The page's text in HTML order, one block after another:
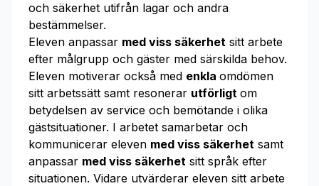
och säkerhet utifrån lagar och andra
bestämmelser.
Eleven anpassar med viss säkerhet sitt arbete
efter målgrupp och gäster med särskilda behov.
Eleven motiverar också med enkla omdömen
sitt arbetssätt samt resonerar utförligt om
betydelsen av service och bemötande i olika
gästsituationer. I arbetet samarbetar och
kommunicerar eleven med viss säkerhet samt
anpassar med viss säkerhet sitt språk efter
situationen. Vidare utvärderar eleven sitt arbete